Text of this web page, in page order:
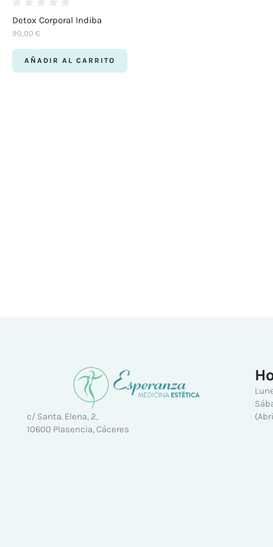
Detox Corporal Indiba
90,00 €
AÑADIR AL CARRITO
c/ Santa. Elena, 2,
10600 Plasencia, Cáceres